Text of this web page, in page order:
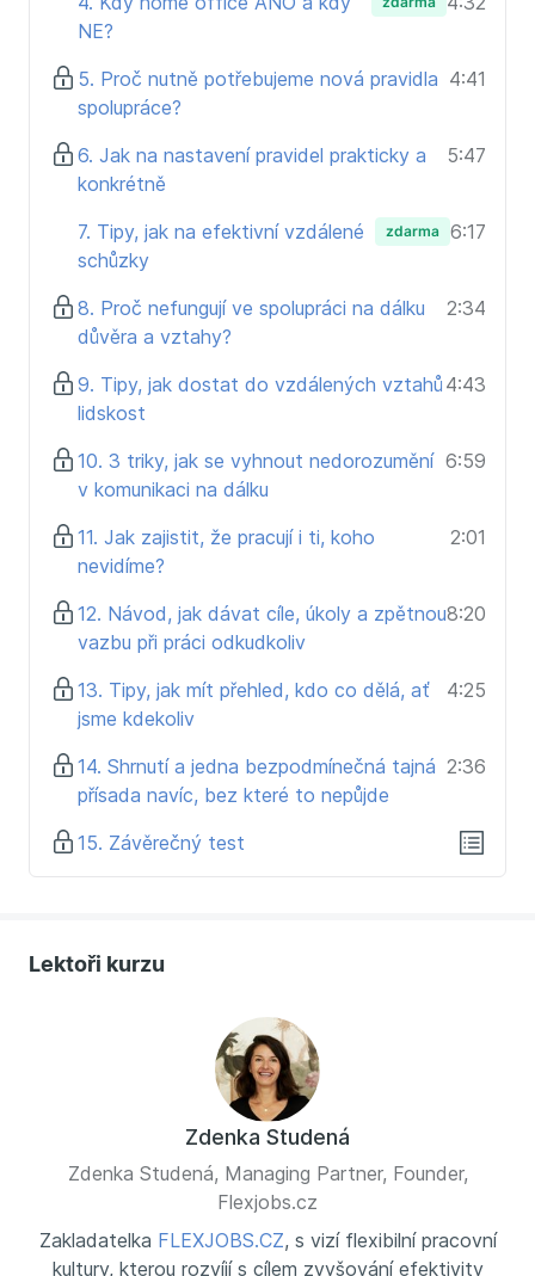
moderních týmů, kde flexibilita práce je standard a
Pro manažery a HR ve společnostech, které chtějí
být atraktivní pro mladé talenty, pro něž je
Pro všechny pracovníky na vedoucích pozicích,
kteří chtějí zefektivnit a zpříjemnit práci v týmu a
využívat k tomu dostupné technologie.
Pro manažery a HR ve společnostech, kde chtějí
podporovat diverzitu a vytvářet pro ni funkční
flexibilní prostředí vhodné pro všechny.
NE?
5. Proč nutně potřebujeme nová pravidla
spolupráce?
4:41
6. Jak na nastavení pravidel prakticky a
konkrétně
5:47
7. Tipy, jak na efektivní vzdálené
schůzky
zdarma 6:17
8. Proč nefungují ve spolupráci na dálku
důvěra a vztahy?
2:34
9. Tipy, jak dostat do vzdálených vztahů
lidskost
4:43
10. 3 triky, jak se vyhnout nedorozumění
v komunikaci na dálku
6:59
11. Jak zajistit, že pracují i ti, koho
nevidíme?
2:01
12. Návod, jak dávat cíle, úkoly a zpětnou
vazbu při práci odkudkoliv
8:20
13. Tipy, jak mít přehled, kdo co dělá, ať
jsme kdekoliv
4:25
14. Shrnutí a jedna bezpodmínečná tajná
přísada navíc, bez které to nepůjde
2:36
15. Závěrečný test
Lektoři kurzu
Zdenka Studená
Zdenka Studená, Managing Partner, Founder,
Flexjobs.cz
Zakladatelka FLEXJOBS.CZ, s vizí flexibilní pracovní
kultury, kterou rozvíjí s cílem zvyšování efektivity